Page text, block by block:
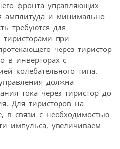
фронта управляющих
амплитуда и минимально
требуются для
тиристорами при
через тиристор
в инверторах с
колебательного типа.
должна
тока через тиристор до
Для тиристоров на
в связи с необходимостью
импульса, увеличиваем